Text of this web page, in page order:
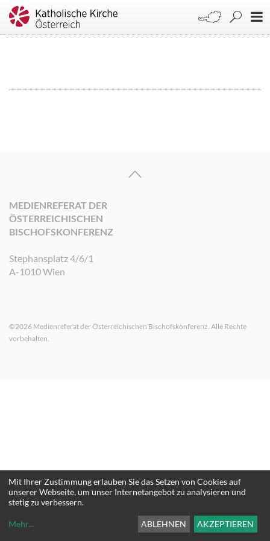
MEDIENREFERAT DER
ÖSTERREICHISCHEN
BISCHOFSKONFERENZ
Stephansplatz 4/6/1
A-1010 Wien
©2026 Medienreferat der Österreichischen Bischofskonferenz. Alle Rechte
vorbehalten.
Mit Ihrer Zustimmung erlauben Sie das Setzen von Cookies auf
unserer Webseite, um unser Internetangebot zu analysieren und
stetig zu verbessern.
Mehr... ABLEHNEN AKZEPTIEREN